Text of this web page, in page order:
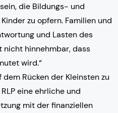
die Bildungs- und
zu opfern. Familien und
und Lasten des
nicht hinnehmbar, dass
wird.“
Rücken der Kleinsten zu
eine ehrliche und
mit der finanziellen